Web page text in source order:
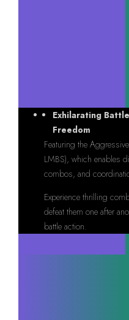
Exhilarating
Freedom
Featuring the
LMBS), which enables
combos, and
Experience thrilling
defeat them one after
battle action.